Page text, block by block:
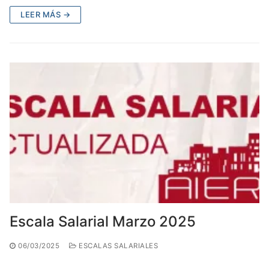
LEER MÁS →
Escala Salarial Marzo 2025
06/03/2025 ESCALAS SALARIALES